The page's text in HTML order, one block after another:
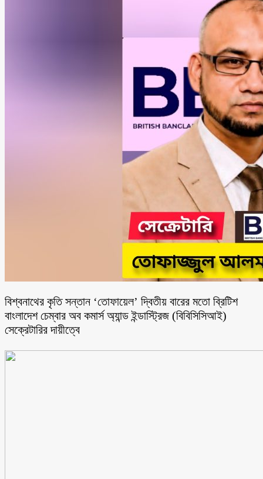
বিশ্বনাথের কৃতি সন্তান ‘তোফায়েল’ দ্বিতীয় বারের মতো ব্রিটিশ
বাংলাদেশ চেম্বার অব কমার্স অ্যান্ড ইন্ডাস্ট্রিজ (বিবিসিসিআই)
সেক্রেটারির দায়ীত্বে